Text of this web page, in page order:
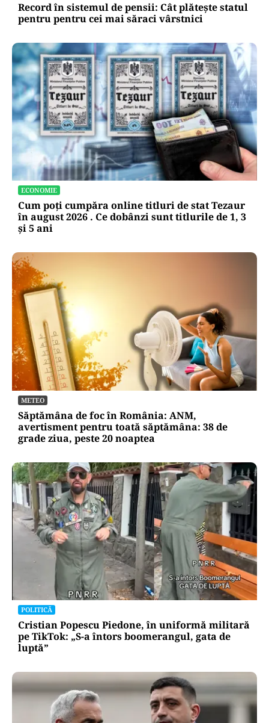
Record în sistemul de pensii: Cât plătește statul
pentru pentru cei mai săraci vârstnici
ECONOMIE
Cum poți cumpăra online titluri de stat Tezaur
în august 2026 . Ce dobânzi sunt titlurile de 1, 3
și 5 ani
METEO
Săptămâna de foc în România: ANM,
avertisment pentru toată săptămâna: 38 de
grade ziua, peste 20 noaptea
POLITICĂ
Cristian Popescu Piedone, în uniformă militară
pe TikTok: „S-a întors boomerangul, gata de
luptă”